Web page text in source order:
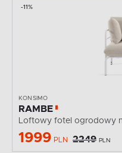
-11%
KONSIMO
RAMBE
Loftowy fotel ogrodowy
1999 PLN 2249 PLN